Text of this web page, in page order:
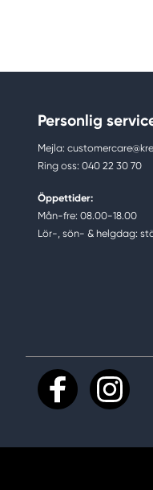
Personlig
Mejla:
Ring oss: 040 22 30 70
Öppettider:
Mån-fre: 08.00-18.00
Lör-, sön- & helgdag: